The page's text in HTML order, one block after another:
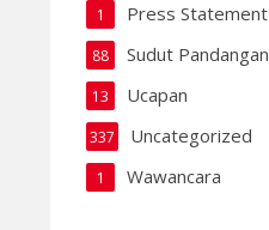
Press Statement
1
Sudut Pandangan
88
Ucapan
13
Uncategorized
337
Wawancara
1